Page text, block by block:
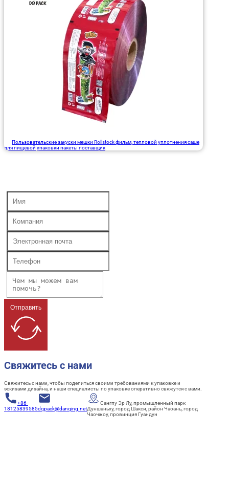
Пользовательские закуски мешки Rollstock фильм, тепловой уплотнения саше
для пищевой упаковки пакеты поставщик
Отправить
Свяжитесь с нами
Свяжитесь с нами, чтобы поделиться своими требованиями к упаковке и
эскизами дизайна, и наши специалисты по упаковке оперативно свяжутся с вами.
+86-
18125839585dqpack@danqing.net
Сангпу Эр Лу, промышленный парк
Дуншаньху, город Шакси, район Чаоань, город
Чаочжоу, провинция Гуандун